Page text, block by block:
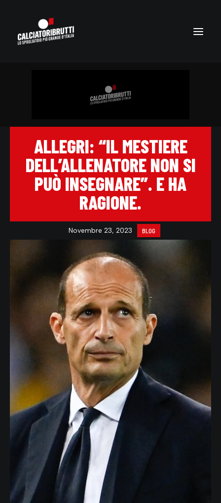
ALLEGRI: “IL MESTIERE
DELL’ALLENATORE NON SI
PUÒ INSEGNARE”. E HA
RAGIONE.
Novembre 23, 2023 BLOG